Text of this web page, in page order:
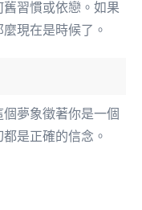
習慣或依戀。如果
現在是時候了。
夢象徵著你是一個
是正確的信念。